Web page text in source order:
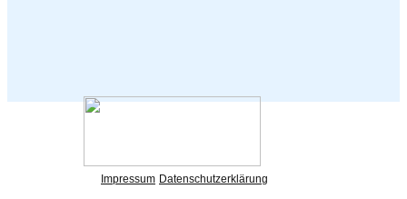
Impressum Datenschutzerklärung